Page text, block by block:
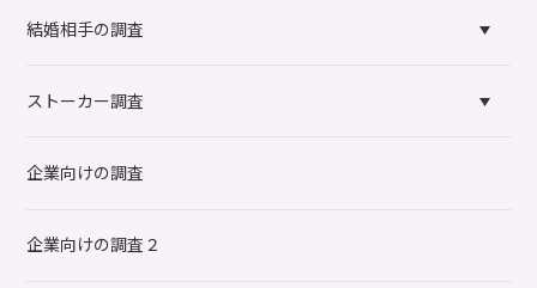
結婚相手の調査
ストーカー調査
企業向けの調査
企業向けの調査２